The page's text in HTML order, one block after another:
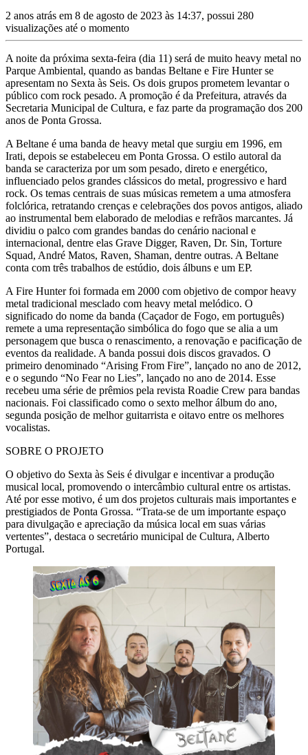
2 anos atrás em 8 de agosto de 2023 às 14:37, possui 280
visualizações até o momento
A noite da próxima sexta-feira (dia 11) será de muito heavy metal no
Parque Ambiental, quando as bandas Beltane e Fire Hunter se
apresentam no Sexta às Seis. Os dois grupos prometem levantar o
público com rock pesado. A promoção é da Prefeitura, através da
Secretaria Municipal de Cultura, e faz parte da programação dos 200
anos de Ponta Grossa.
A Beltane é uma banda de heavy metal que surgiu em 1996, em
Irati, depois se estabeleceu em Ponta Grossa. O estilo autoral da
banda se caracteriza por um som pesado, direto e energético,
influenciado pelos grandes clássicos do metal, progressivo e hard
rock. Os temas centrais de suas músicas remetem a uma atmosfera
folclórica, retratando crenças e celebrações dos povos antigos, aliado
ao instrumental bem elaborado de melodias e refrãos marcantes. Já
dividiu o palco com grandes bandas do cenário nacional e
internacional, dentre elas Grave Digger, Raven, Dr. Sin, Torture
Squad, André Matos, Raven, Shaman, dentre outras. A Beltane
conta com três trabalhos de estúdio, dois álbuns e um EP.
A Fire Hunter foi formada em 2000 com objetivo de compor heavy
metal tradicional mesclado com heavy metal melódico. O
significado do nome da banda (Caçador de Fogo, em português)
remete a uma representação simbólica do fogo que se alia a um
personagem que busca o renascimento, a renovação e pacificação de
eventos da realidade. A banda possui dois discos gravados. O
primeiro denominado “Arising From Fire”, lançado no ano de 2012,
e o segundo “No Fear no Lies”, lançado no ano de 2014. Esse
recebeu uma série de prêmios pela revista Roadie Crew para bandas
nacionais. Foi classificado como o sexto melhor álbum do ano,
segunda posição de melhor guitarrista e oitavo entre os melhores
vocalistas.
SOBRE O PROJETO
O objetivo do Sexta às Seis é divulgar e incentivar a produção
musical local, promovendo o intercâmbio cultural entre os artistas.
Até por esse motivo, é um dos projetos culturais mais importantes e
prestigiados de Ponta Grossa. “Trata-se de um importante espaço
para divulgação e apreciação da música local em suas várias
vertentes”, destaca o secretário municipal de Cultura, Alberto
Portugal.